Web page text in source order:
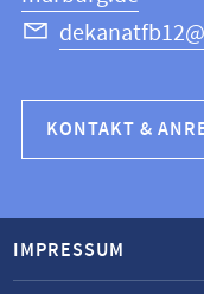
KONTAKT &
IMPRESSUM